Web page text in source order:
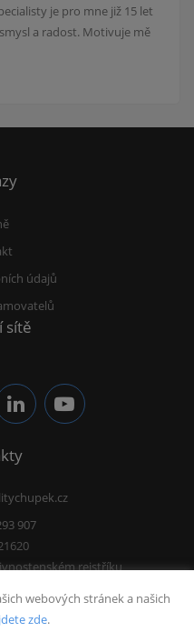
je pro mne již 15 let
a radost. Motivuje mě
údajů
sítě
907
rejstříku
webových stránek a našich
zde.